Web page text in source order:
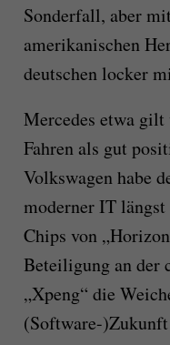
Sonderfall, aber
amerikanischen
deutschen locker
Mercedes etwa
Fahren als gut
Volkswagen habe
moderner IT
Chips von
Beteiligung an der
„Xpeng“ die
(Software-